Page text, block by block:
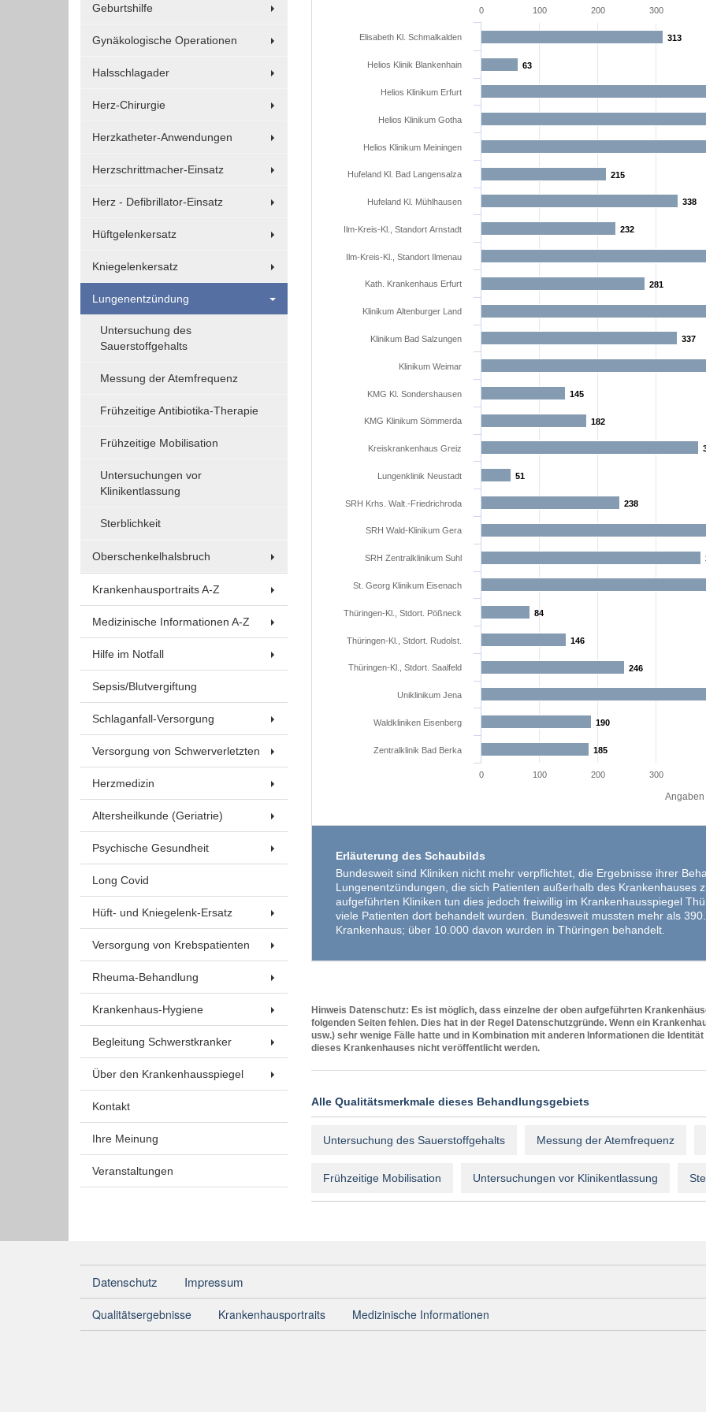
Geburtshilfe
Gynäkologische Operationen
Halsschlagader
Herz-Chirurgie
Herzkatheter-Anwendungen
Herzschrittmacher-Einsatz
Herz - Defibrillator-Einsatz
Hüftgelenkersatz
Kniegelenkersatz
Lungenentzündung
Untersuchung des
Sauerstoffgehalts
Messung der Atemfrequenz
Frühzeitige Antibiotika-Therapie
Frühzeitige Mobilisation
Untersuchungen vor
Klinikentlassung
Sterblichkeit
Oberschenkelhalsbruch
Krankenhausportraits A-Z
Medizinische Informationen A-Z
Hilfe im Notfall
Sepsis/Blutvergiftung
Schlaganfall-Versorgung
Versorgung von Schwerverletzten
Herzmedizin
Altersheilkunde (Geriatrie)
Psychische Gesundheit
Long Covid
Hüft- und Kniegelenk-Ersatz
Versorgung von Krebspatienten
Rheuma-Behandlung
Krankenhaus-Hygiene
Begleitung Schwerstkranker
Über den Krankenhausspiegel
Kontakt
Ihre Meinung
Veranstaltungen
Angaben
313
313
63
63
215
215
338
338
232
232
281
281
337
337
145
145
182
182
51
51
238
238
84
84
146
146
246
246
190
190
185
185
Elisabeth Kl. Schmalkalden
Helios Klinik Blankenhain
Helios Klinikum Erfurt
Helios Klinikum Gotha
Helios Klinikum Meiningen
Hufeland Kl. Bad Langensalza
Hufeland Kl. Mühlhausen
Ilm-Kreis-Kl., Standort Arnstadt
Ilm-Kreis-Kl., Standort Ilmenau
Kath. Krankenhaus Erfurt
Klinikum Altenburger Land
Klinikum Bad Salzungen
Klinikum Weimar
KMG Kl. Sondershausen
KMG Klinikum Sömmerda
Kreiskrankenhaus Greiz
Lungenklinik Neustadt
SRH Krhs. Walt.-Friedrichroda
SRH Wald-Klinikum Gera
SRH Zentralklinikum Suhl
St. Georg Klinikum Eisenach
Thüringen-Kl., Stdort. Pößneck
Thüringen-Kl., Stdort. Rudolst.
Thüringen-Kl., Stdort. Saalfeld
Uniklinikum Jena
Waldkliniken Eisenberg
Zentralklinik Bad Berka
0 100 200 300
0 100 200 300
Erläuterung des Schaubilds
Bundesweit sind Kliniken nicht mehr verpflichtet, die Ergebnisse ihrer
Lungenentzündungen, die sich Patienten außerhalb des Krankenhauses
aufgeführten Kliniken tun dies jedoch freiwillig im Krankenhausspiegel
viele Patienten dort behandelt wurden. Bundesweit mussten mehr als
Krankenhaus; über 10.000 davon wurden in Thüringen behandelt.
Hinweis Datenschutz: Es ist möglich, dass einzelne der oben aufgeführten
folgenden Seiten fehlen. Dies hat in der Regel Datenschutzgründe. Wenn ein
usw.) sehr wenige Fälle hatte und in Kombination mit anderen Informationen die
dieses Krankenhauses nicht veröffentlicht werden.
Alle Qualitätsmerkmale dieses Behandlungsgebiets
Untersuchung des Sauerstoffgehalts Messung der Atemfrequenz
Frühzeitige Mobilisation Untersuchungen vor Klinikentlassung
Datenschutz Impressum
Qualitätsergebnisse Krankenhausportraits Medizinische Informationen
der Website erforderlich.
Einverständnis-Cookie
Dieser Cookie speichert die
Optionen des Benutzers
EXTERNE MEDIEN
Plattformen anzeigen zu können, werden von
YouTube
Vimeo